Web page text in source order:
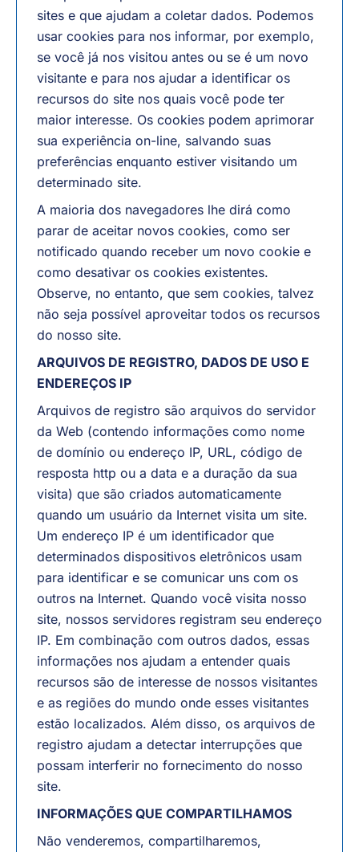
sites e que ajudam a coletar dados. Podemos
usar cookies para nos informar, por exemplo,
se você já nos visitou antes ou se é um novo
visitante e para nos ajudar a identificar os
recursos do site nos quais você pode ter
maior interesse. Os cookies podem aprimorar
sua experiência on-line, salvando suas
preferências enquanto estiver visitando um
determinado site.
A maioria dos navegadores lhe dirá como
parar de aceitar novos cookies, como ser
notificado quando receber um novo cookie e
como desativar os cookies existentes.
Observe, no entanto, que sem cookies, talvez
não seja possível aproveitar todos os recursos
do nosso site.
ARQUIVOS DE REGISTRO, DADOS DE USO E
ENDEREÇOS IP
Arquivos de registro são arquivos do servidor
da Web (contendo informações como nome
de domínio ou endereço IP, URL, código de
resposta http ou a data e a duração da sua
visita) que são criados automaticamente
quando um usuário da Internet visita um site.
Um endereço IP é um identificador que
determinados dispositivos eletrônicos usam
para identificar e se comunicar uns com os
outros na Internet. Quando você visita nosso
site, nossos servidores registram seu endereço
IP. Em combinação com outros dados, essas
informações nos ajudam a entender quais
recursos são de interesse de nossos visitantes
e as regiões do mundo onde esses visitantes
estão localizados. Além disso, os arquivos de
registro ajudam a detectar interrupções que
possam interferir no fornecimento do nosso
site.
INFORMAÇÕES QUE COMPARTILHAMOS
Não venderemos, compartilharemos,